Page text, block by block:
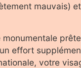
mauvais)
effort
votre